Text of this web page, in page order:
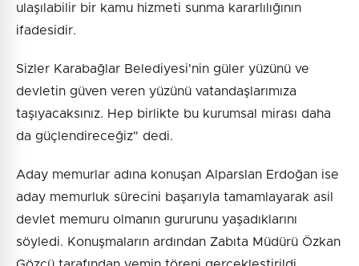
ulaşılabilir bir kamu hizmeti sunma kararlılığının
ifadesidir.
Sizler Karabağlar Belediyesi'nin güler yüzünü ve
devletin güven veren yüzünü vatandaşlarımıza
taşıyacaksınız. Hep birlikte bu kurumsal mirası daha
da güçlendireceğiz" dedi.
Aday memurlar adına konuşan Alparslan Erdoğan ise
aday memurluk sürecini başarıyla tamamlayarak asil
devlet memuru olmanın gururunu yaşadıklarını
söyledi. Konuşmaların ardından Zabıta Müdürü Özkan